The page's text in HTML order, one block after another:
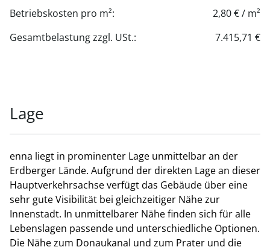
3.OG, Top 3.2-3.3, ca. 854 m² zzgl. Terrasse ca. 326 m²
3.OG, Top 3.4-3.5, ca. 856 m² zzgl. Terrasse ca. 236 m²
3.OG, Top 3.6, ca. 345 m² zzgl. Terrasse ca. 236 m²
GES, ca. 1.542 m²
Nettomiete/m²/Monat: € 19,00
6.OG, Top 6.3, ca. 499 m²
Nettomiete/m²/Monat: € 20,00
Betriebskostenakonto/m²/Monat: € 2,80
Nettomiete Terrasse/Balkon/m²/Monat: € 5,00
Die Flächenberechnung erfolgt nach GIF; die
angegebenen Flächen verstehen sich exklusive eines
Add-On-Faktors iHv ca. 7% für die Allgemeinflächen.
Betriebskosten pro m²:
2,80 € / m²
Gesamtbelastung zzgl. USt.:
7.415,71 €
Lage
enna liegt in prominenter Lage unmittelbar an der
Erdberger Lände. Aufgrund der direkten Lage an dieser
Hauptverkehrsachse verfügt das Gebäude über eine
sehr gute Visibilität bei gleichzeitiger Nähe zur
Innenstadt. In unmittelbarer Nähe finden sich für alle
Lebenslagen passende und unterschiedliche Optionen.
Die Nähe zum Donaukanal und zum Prater und die